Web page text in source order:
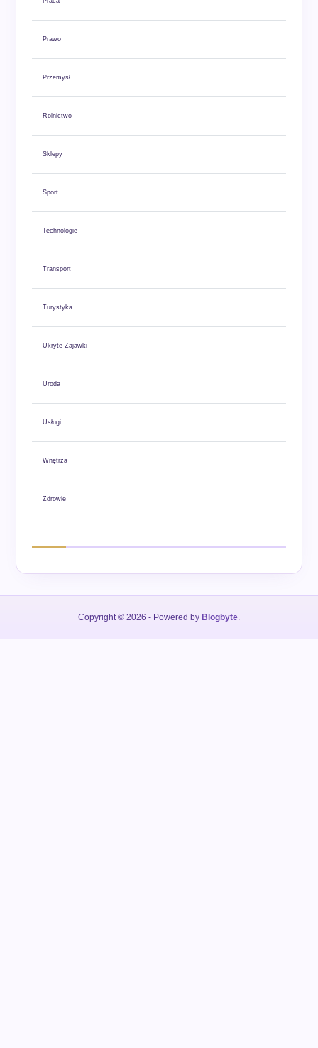
Prawo
Przemysł
Rolnictwo
Sklepy
Sport
Technologie
Transport
Turystyka
Ukryte Zajawki
Uroda
Usługi
Wnętrza
Zdrowie
Copyright © 2026 - Powered by Blogbyte.